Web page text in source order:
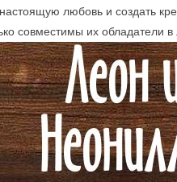
любовь и создать
совместимы их обладатели